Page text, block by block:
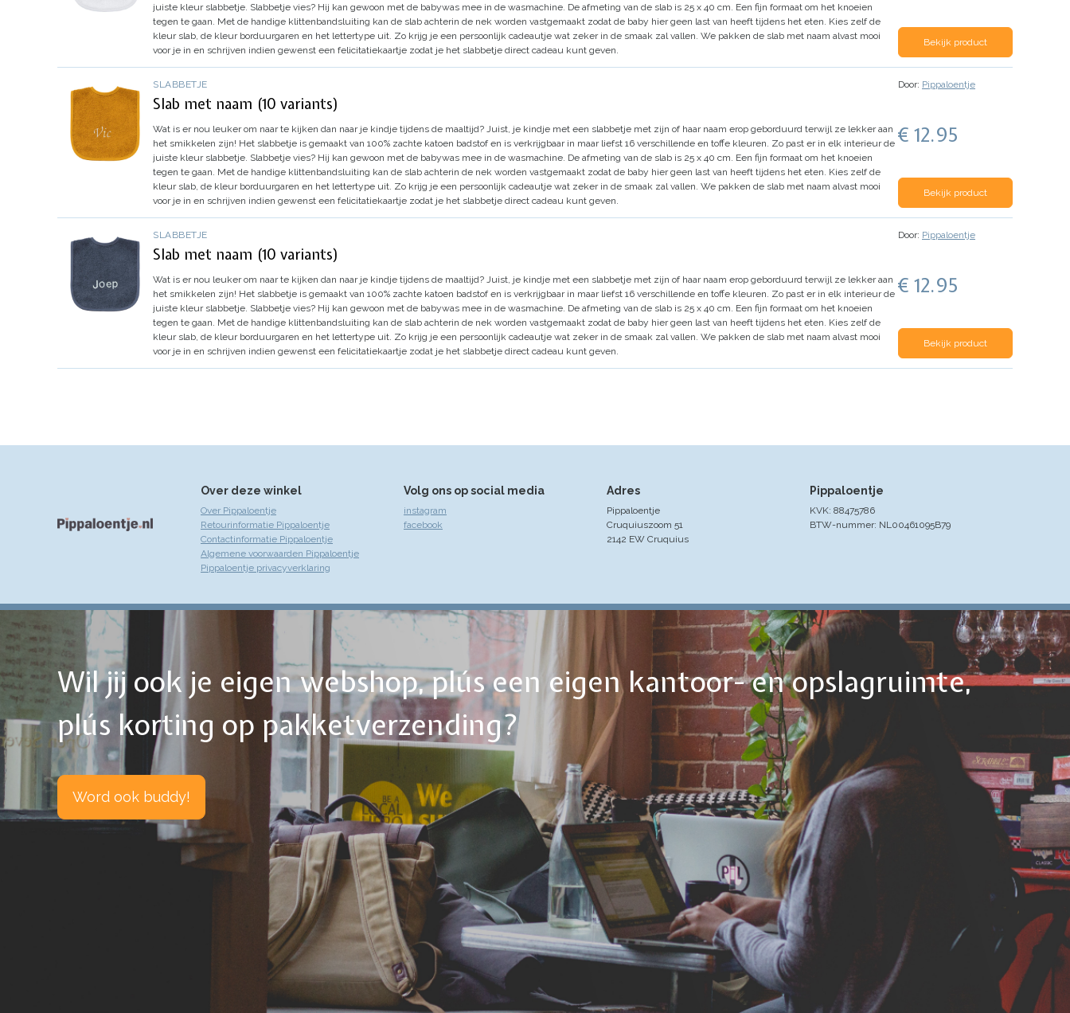
juiste kleur slabbetje. Slabbetje vies? Hij kan gewoon met de babywas mee in de wasmachine. De afmeting van de slab is 25 x 40 cm. Een fijn formaat om het knoeien
tegen te gaan. Met de handige klittenbandsluiting kan de slab achterin de nek worden vastgemaakt zodat de baby hier geen last van heeft tijdens het eten. Kies zelf de
kleur slab, de kleur borduurgaren en het lettertype uit. Zo krijg je een persoonlijk cadeautje wat zeker in de smaak zal vallen. We pakken de slab met naam alvast mooi
voor je in en schrijven indien gewenst een felicitatiekaartje zodat je het slabbetje direct cadeau kunt geven.
Bekijk product
SLABBETJE
Slab met naam (10 variants)
Wat is er nou leuker om naar te kijken dan naar je kindje tijdens de maaltijd? Juist, je kindje met een slabbetje met zijn of haar naam erop geborduurd terwijl ze lekker aan
het smikkelen zijn! Het slabbetje is gemaakt van 100% zachte katoen badstof en is verkrijgbaar in maar liefst 16 verschillende en toffe kleuren. Zo past er in elk interieur de
juiste kleur slabbetje. Slabbetje vies? Hij kan gewoon met de babywas mee in de wasmachine. De afmeting van de slab is 25 x 40 cm. Een fijn formaat om het knoeien
tegen te gaan. Met de handige klittenbandsluiting kan de slab achterin de nek worden vastgemaakt zodat de baby hier geen last van heeft tijdens het eten. Kies zelf de
kleur slab, de kleur borduurgaren en het lettertype uit. Zo krijg je een persoonlijk cadeautje wat zeker in de smaak zal vallen. We pakken de slab met naam alvast mooi
voor je in en schrijven indien gewenst een felicitatiekaartje zodat je het slabbetje direct cadeau kunt geven.
Door: Pippaloentje
€ 12.95
Bekijk product
SLABBETJE
Slab met naam (10 variants)
Wat is er nou leuker om naar te kijken dan naar je kindje tijdens de maaltijd? Juist, je kindje met een slabbetje met zijn of haar naam erop geborduurd terwijl ze lekker aan
het smikkelen zijn! Het slabbetje is gemaakt van 100% zachte katoen badstof en is verkrijgbaar in maar liefst 16 verschillende en toffe kleuren. Zo past er in elk interieur de
juiste kleur slabbetje. Slabbetje vies? Hij kan gewoon met de babywas mee in de wasmachine. De afmeting van de slab is 25 x 40 cm. Een fijn formaat om het knoeien
tegen te gaan. Met de handige klittenbandsluiting kan de slab achterin de nek worden vastgemaakt zodat de baby hier geen last van heeft tijdens het eten. Kies zelf de
kleur slab, de kleur borduurgaren en het lettertype uit. Zo krijg je een persoonlijk cadeautje wat zeker in de smaak zal vallen. We pakken de slab met naam alvast mooi
voor je in en schrijven indien gewenst een felicitatiekaartje zodat je het slabbetje direct cadeau kunt geven.
Door: Pippaloentje
€ 12.95
Bekijk product
Over deze winkel
Over Pippaloentje
Retourinformatie Pippaloentje
Contactinformatie Pippaloentje
Algemene voorwaarden Pippaloentje
Pippaloentje privacyverklaring
Volg ons op social media
instagram
facebook
Adres
Pippaloentje
Cruquiuszoom 51
2142 EW Cruquius
Pippaloentje
KVK: 88475786
BTW-nummer: NL00461095B79
Wil jij ook je eigen webshop, plús een eigen kantoor- en opslagruimte,
plús korting op pakketverzending?
Word ook buddy!